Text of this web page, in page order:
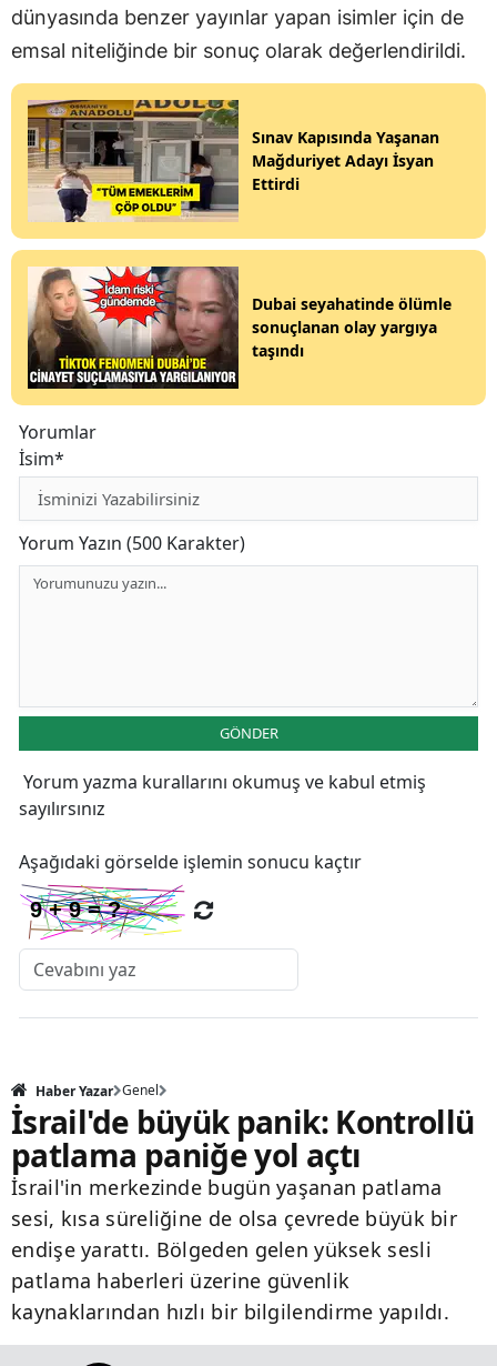
dünyasında benzer yayınlar yapan isimler için de
emsal niteliğinde bir sonuç olarak değerlendirildi.
Sınav Kapısında Yaşanan
Mağduriyet Adayı İsyan
Ettirdi
Dubai seyahatinde ölümle
sonuçlanan olay yargıya
taşındı
Yorumlar
İsim*
Yorum Yazın (500 Karakter)
GÖNDER
Yorum yazma kurallarını okumuş ve kabul etmiş
sayılırsınız
Aşağıdaki görselde işlemin sonucu kaçtır
Haber Yazar Genel
İsrail'de büyük panik: Kontrollü
patlama paniğe yol açtı
İsrail'in merkezinde bugün yaşanan patlama
sesi, kısa süreliğine de olsa çevrede büyük bir
endişe yarattı. Bölgeden gelen yüksek sesli
patlama haberleri üzerine güvenlik
kaynaklarından hızlı bir bilgilendirme yapıldı.